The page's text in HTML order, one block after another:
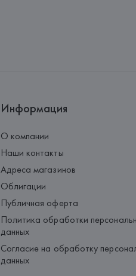
Информация
О компании
Наши контакты
Адреса магазинов
Облигации
Публичная оферта
Политика обработки
данных
Согласие на обработку
данных